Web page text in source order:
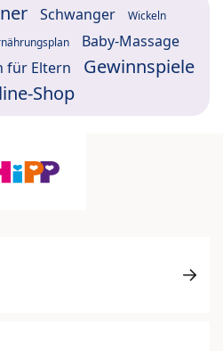
Schwanger Wickeln
Baby-Massage
für Eltern
Gewinnspiele
Shop